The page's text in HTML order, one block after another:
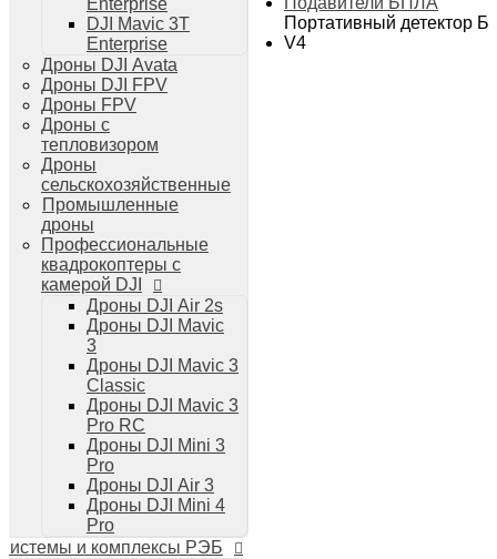
Дроны DJI Mini 4 Pro
Системы и комплексы РЭБ
РЭБ Капюшон
РЭБ Тетраэдр
РЭБ Ромашка
Подавители БПЛА
Детекторы БПЛА
Комплектующие для дронов
Спутниковая связь
Зарядные устройства для дронов
Пульты для дронов
Пропеллеры для дронов
Кейсы для дронов
Тепловизионные бинокли
Тепловизионные прицелы
Аккумуляторы для дронов
Телевизоры
Телевизоры
Цифровая техника
Техника Apple
Телефоны iPhone
Планшеты iPad
Компьютеры Mac
Enterprise
DJI Mavic 3T
Enterprise
Дроны DJI Avata
Дроны DJI FPV
Дроны FPV
Дроны с
тепловизором
Дроны
сельскохозяйственные
Промышленные
дроны
Профессиональные
квадрокоптеры с
камерой DJI
Дроны DJI Air 2s
Дроны DJI Mavic
3
Дроны DJI Mavic 3
Classic
Дроны DJI Mavic 3
Pro RC
Дроны DJI Mini 3
Pro
Дроны DJI Air 3
Дроны DJI Mini 4
Pro
и комплексы РЭБ
Портативный детектор
V4